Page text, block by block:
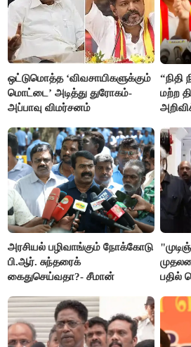
ஒட்டுமொத்த ‘விவசாயிகளுக்கும்
மொட்டை’ அடித்து துரோகம்-
அப்பாவு விமர்சனம்
“நிதி
மற்ற
அரசியல் பழிவாங்கும் நோக்கோடு
பி.ஆர். சுந்தரைக்
கைதுசெய்வதா?- சீமான்
பதில்